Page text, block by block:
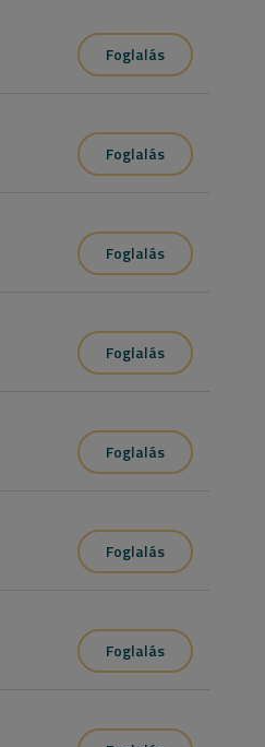
Foglalás
Foglalás
Foglalás
Foglalás
Foglalás
Foglalás
Foglalás